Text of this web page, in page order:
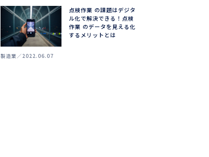
点検作業 の課題はデジタ
ル化で解決できる！点検
作業 のデータを見える化
するメリットとは
製造業 2022.06.07